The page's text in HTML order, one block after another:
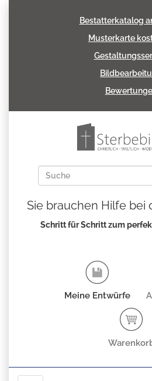
Bestatterkatalog
Musterkarte
Sie brauchen Hilfe bei
Schritt für Schritt zum
Meine Entwürfe